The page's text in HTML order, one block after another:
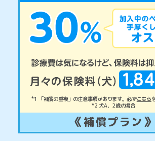
*1 「補償の重複」の注意事項があります。必ずこちら
*2 犬A、2歳の場合
《補償プラン》